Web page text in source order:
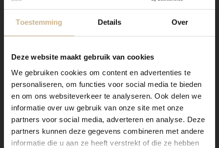
Toestemming Details Over
Deze website maakt gebruik van cookies
We gebruiken cookies om content en advertenties te
personaliseren, om functies voor social media te bieden
en om ons websiteverkeer te analyseren. Ook delen we
informatie over uw gebruik van onze site met onze
partners voor social media, adverteren en analyse. Deze
partners kunnen deze gegevens combineren met andere
informatie die u aan ze heeft verstrekt of die ze hebben